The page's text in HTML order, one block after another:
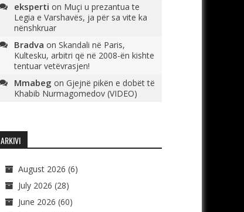
eksperti on Muçi u prezantua te
Legia e Varshavës, ja për sa vite ka
nënshkruar
Bradva on Skandali në Paris,
Kultesku, arbitri që në 2008-ën kishte
tentuar vetëvrasjen!
Mmabeg on Gjejnë pikën e dobët të
Khabib Nurmagomedov (VIDEO)
ARKIVI
August 2026 (6)
July 2026 (28)
June 2026 (60)